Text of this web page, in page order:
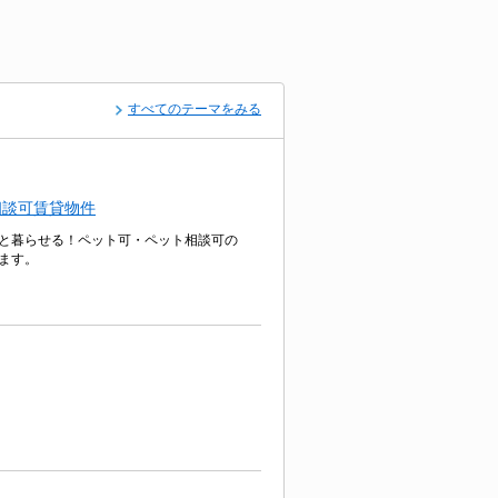
すべてのテーマをみる
可賃貸物件
暮らせる！ペット可・ペット相談可の
す。